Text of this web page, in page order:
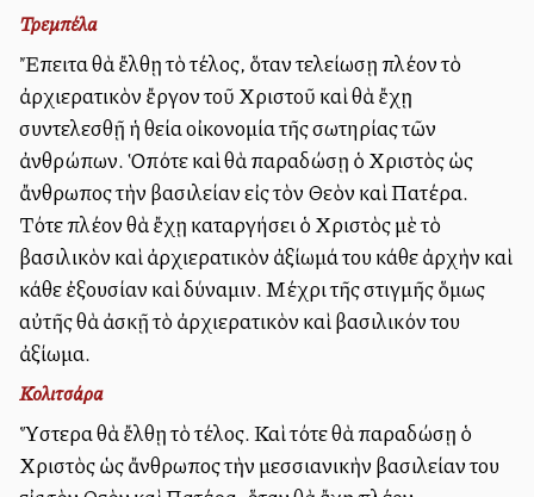
Τρεμπέλα
Ἔπειτα θὰ ἔλθῃ τὸ τέλος, ὅταν τελείωσῃ πλέον τὸ
ἀρχιερατικὸν ἔργον τοῦ Χριστοῦ καὶ θὰ ἔχῃ
συντελεσθῇ ἡ θεία οἰκονομία τῆς σωτηρίας τῶν
ἀνθρώπων. Ὁπότε καὶ θὰ παραδώσῃ ὁ Χριστὸς ὡς
ἄνθρωπος τὴν βασιλείαν εἰς τὸν Θεὸν καὶ Πατέρα.
Τότε πλέον θὰ ἔχῃ καταργήσει ὁ Χριστὸς μὲ τὸ
βασιλικὸν καὶ ἀρχιερατικὸν ἀξίωμά του κάθε ἀρχὴν καὶ
κάθε ἐξουσίαν καὶ δύναμιν. Μέχρι τῆς στιγμῆς ὅμως
αὐτῆς θὰ ἀσκῇ τὸ ἀρχιερατικὸν καὶ βασιλικόν του
ἀξίωμα.
Κολιτσάρα
Ὕστερα θὰ ἔλθῃ τὸ τέλος. Καὶ τότε θὰ παραδώσῃ ὁ
Χριστὸς ὡς ἄνθρωπος τὴν μεσσιανικὴν βασιλείαν του